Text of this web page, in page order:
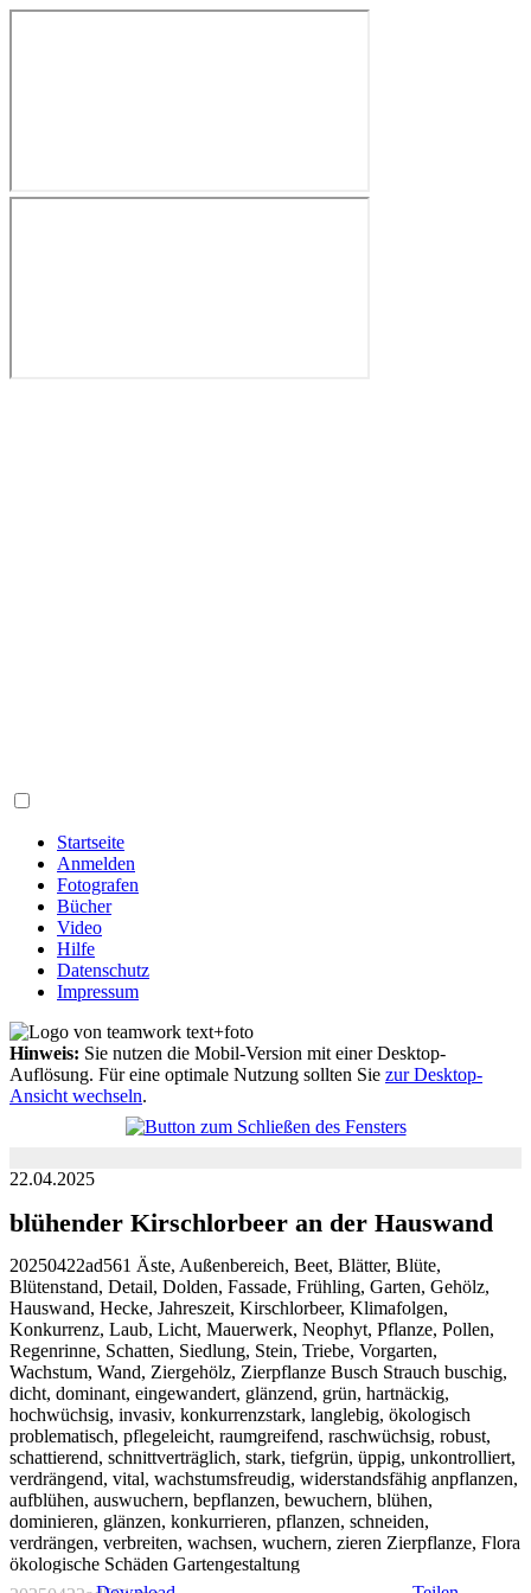
Startseite
Anmelden
Fotografen
Bücher
Video
Hilfe
Datenschutz
Impressum
Hinweis: Sie nutzen die Mobil-Version mit einer Desktop-
Auflösung. Für eine optimale Nutzung sollten Sie zur Desktop-
Ansicht wechseln.
22.04.2025
blühender Kirschlorbeer an der Hauswand
20250422ad561 Äste, Außenbereich, Beet, Blätter, Blüte,
Blütenstand, Detail, Dolden, Fassade, Frühling, Garten, Gehölz,
Hauswand, Hecke, Jahreszeit, Kirschlorbeer, Klimafolgen,
Konkurrenz, Laub, Licht, Mauerwerk, Neophyt, Pflanze, Pollen,
Regenrinne, Schatten, Siedlung, Stein, Triebe, Vorgarten,
Wachstum, Wand, Ziergehölz, Zierpflanze Busch Strauch buschig,
dicht, dominant, eingewandert, glänzend, grün, hartnäckig,
hochwüchsig, invasiv, konkurrenzstark, langlebig, ökologisch
problematisch, pflegeleicht, raumgreifend, raschwüchsig, robust,
schattierend, schnittverträglich, stark, tiefgrün, üppig, unkontrolliert,
verdrängend, vital, wachstumsfreudig, widerstandsfähig anpflanzen,
aufblühen, auswuchern, bepflanzen, bewuchern, blühen,
dominieren, glänzen, konkurrieren, pflanzen, schneiden,
verdrängen, verbreiten, wachsen, wuchern, zieren Zierpflanze, Flora
ökologische Schäden Gartengestaltung